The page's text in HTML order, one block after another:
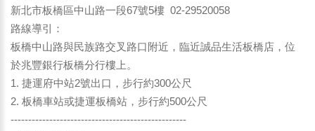
新北市板橋區中山路一段67號5樓 02-29520058
路線導引：
板橋中山路與民族路交叉路口附近，臨近誠品生活板橋店，位
於兆豐銀行板橋分行樓上。
1. 捷運府中站2號出口，步行約300公尺
2. 板橋車站或捷運板橋站，步行約500公尺
--------------------------------------------------